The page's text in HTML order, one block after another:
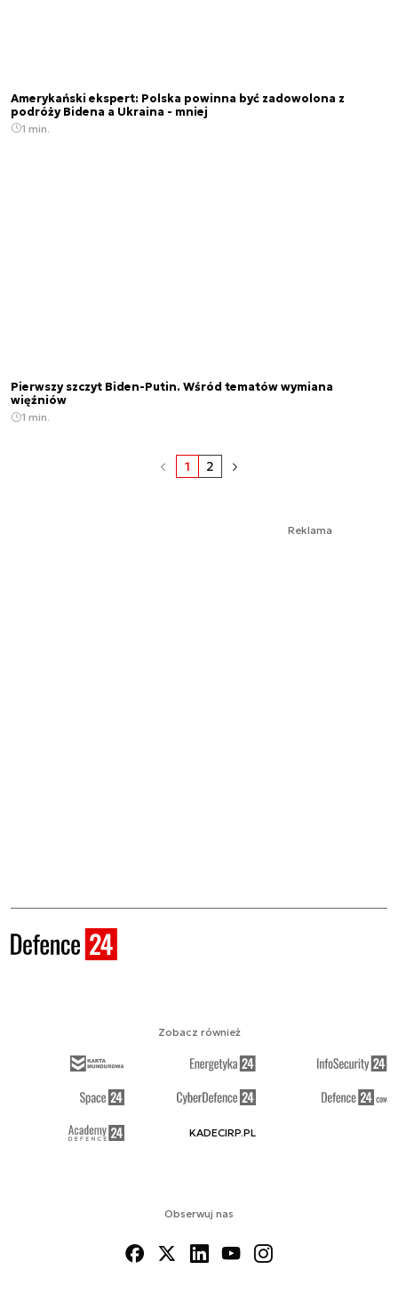
Amerykański ekspert: Polska powinna być zadowolona z
podróży Bidena a Ukraina - mniej
1 min.
Pierwszy szczyt Biden-Putin. Wśród tematów wymiana
więźniów
1 min.
1 2
Reklama
Obserwuj nas
Zobacz również
KADECIRP.PL